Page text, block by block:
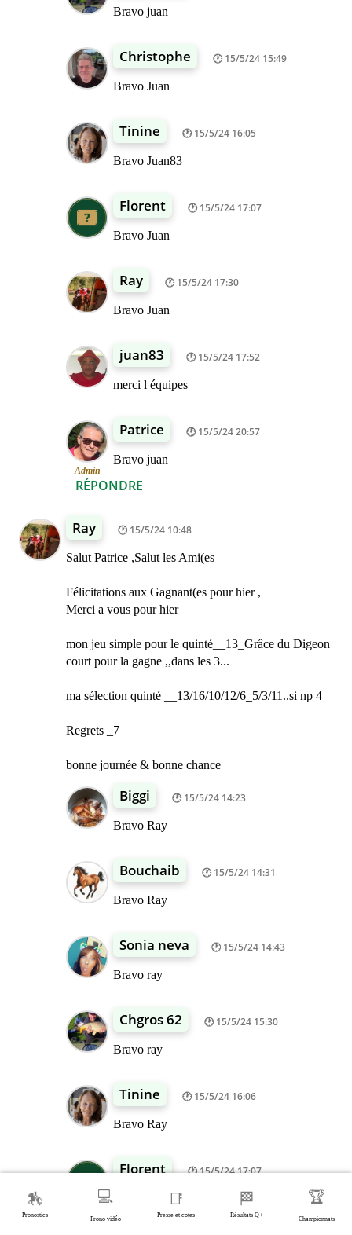
RÉPONDRE
Bravo juan
Christophe 15/5/24 15:49
Bravo Juan
Tinine 15/5/24 16:05
Bravo Juan83
Florent 15/5/24 17:07
Bravo Juan
Ray 15/5/24 17:30
Bravo Juan
juan83 15/5/24 17:52
merci l équipes
Admin
Patrice 15/5/24 20:57
Bravo juan
Ray 15/5/24 10:48
Salut Patrice ,Salut les Ami(es
Félicitations aux Gagnant(es pour hier ,
Merci a vous pour hier
mon jeu simple pour le quinté__13_Grâce du Digeon
court pour la gagne ,,dans les 3...
ma sélection quinté __13/16/10/12/6_5/3/11..si np 4
Regrets _7
bonne journée & bonne chance
Biggi 15/5/24 14:23
Bravo Ray
Bouchaib 15/5/24 14:31
Bravo Ray
Sonia neva 15/5/24 14:43
Bravo ray
Chgros 62 15/5/24 15:30
Bravo ray
Tinine 15/5/24 16:06
Bravo Ray
Florent 15/5/24 17:07
🏇
Pronostics
💻
Prono vidéo
📑
Presse et cotes
🏁
Résultats Q+
🏆
Championnats